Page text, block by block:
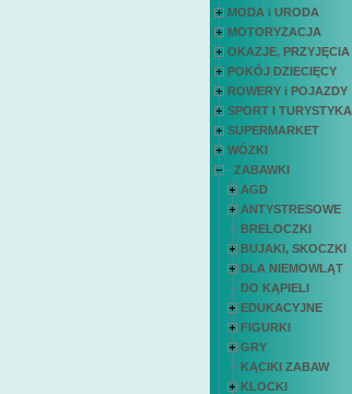
MODA i URODA
MOTORYZACJA
OKAZJE, PRZYJĘCIA
POKÓJ DZIECIĘCY
ROWERY i POJAZDY
SPORT I TURYSTYKA
SUPERMARKET
WÓZKI
ZABAWKI
AGD
ANTYSTRESOWE
BRELOCZKI
BUJAKI, SKOCZKI
DLA NIEMOWLĄT
DO KĄPIELI
EDUKACYJNE
FIGURKI
GRY
KĄCIKI ZABAW
KLOCKI